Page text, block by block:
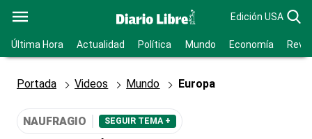
Edición USA
Última Hora Actualidad Política Mundo Economía
Portada Videos Mundo Europa
NAUFRAGIO SEGUIR TEMA +